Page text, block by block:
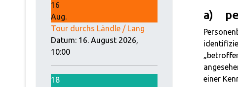
16
Aug.
Tour durchs Ländle / Lang
Datum: 16. August 2026,
10:00
18
a)
einer